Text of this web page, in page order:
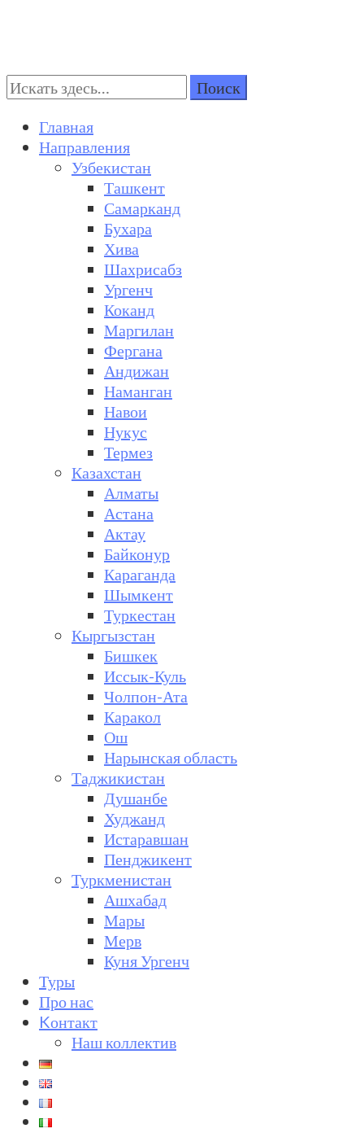
Turkestan Travel
Discover Central Asia
Поиск:
Главная
Направления
Узбекистан
Ташкент
Самарканд
Бухара
Хива
Шахрисабз
Ургенч
Коканд
Маргилан
Фергана
Андижан
Наманган
Навои
Нукус
Термез
Казахстан
Алматы
Астана
Актау
Байконур
Караганда
Шымкент
Туркестан
Кыргызстан
Бишкек
Иссык-Куль
Чолпон-Ата
Каракол
Ош
Нарынская область
Таджикистан
Душанбе
Худжанд
Истаравшан
Пенджикент
Туркменистан
Ашхабад
Мары
Мерв
Куня Ургенч
Туры
Про нас
Kонтакт
Наш коллектив